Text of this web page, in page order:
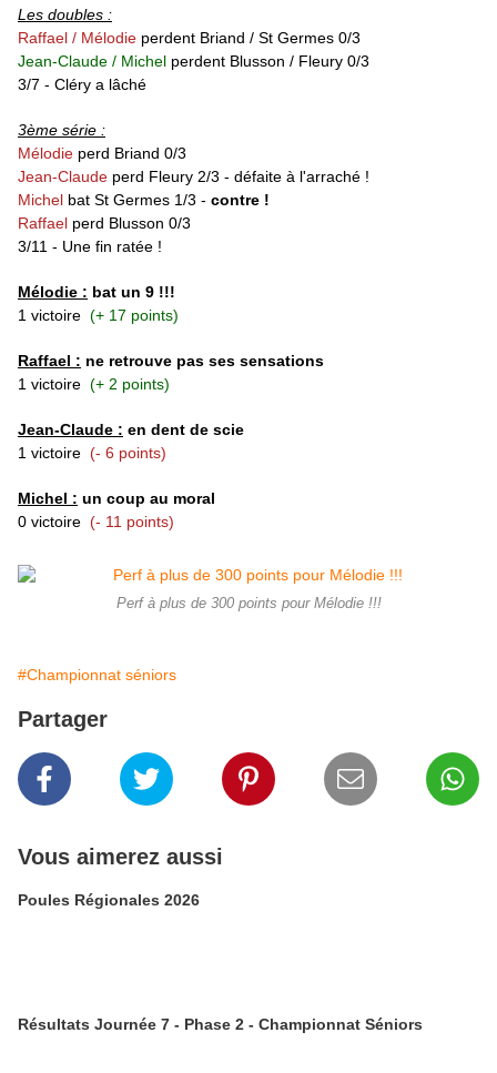
Les doubles :
Raffael / Mélodie perdent Briand / St Germes 0/3
Jean-Claude / Michel perdent Blusson / Fleury 0/3
3/7 - Cléry a lâché
3ème série :
Mélodie perd Briand 0/3
Jean-Claude perd Fleury 2/3 - défaite à l'arraché !
Michel bat St Germes 1/3 - contre !
Raffael perd Blusson 0/3
3/11 - Une fin ratée !
Mélodie : bat un 9 !!!
1 victoire (+ 17 points)
Raffael : ne retrouve pas ses sensations
1 victoire (+ 2 points)
Jean-Claude : en dent de scie
1 victoire (- 6 points)
Michel : un coup au moral
0 victoire (- 11 points)
Perf à plus de 300 points pour Mélodie !!!
#Championnat séniors
Partager
Vous aimerez aussi
Poules Régionales 2026
Résultats Journée 7 - Phase 2 - Championnat Séniors